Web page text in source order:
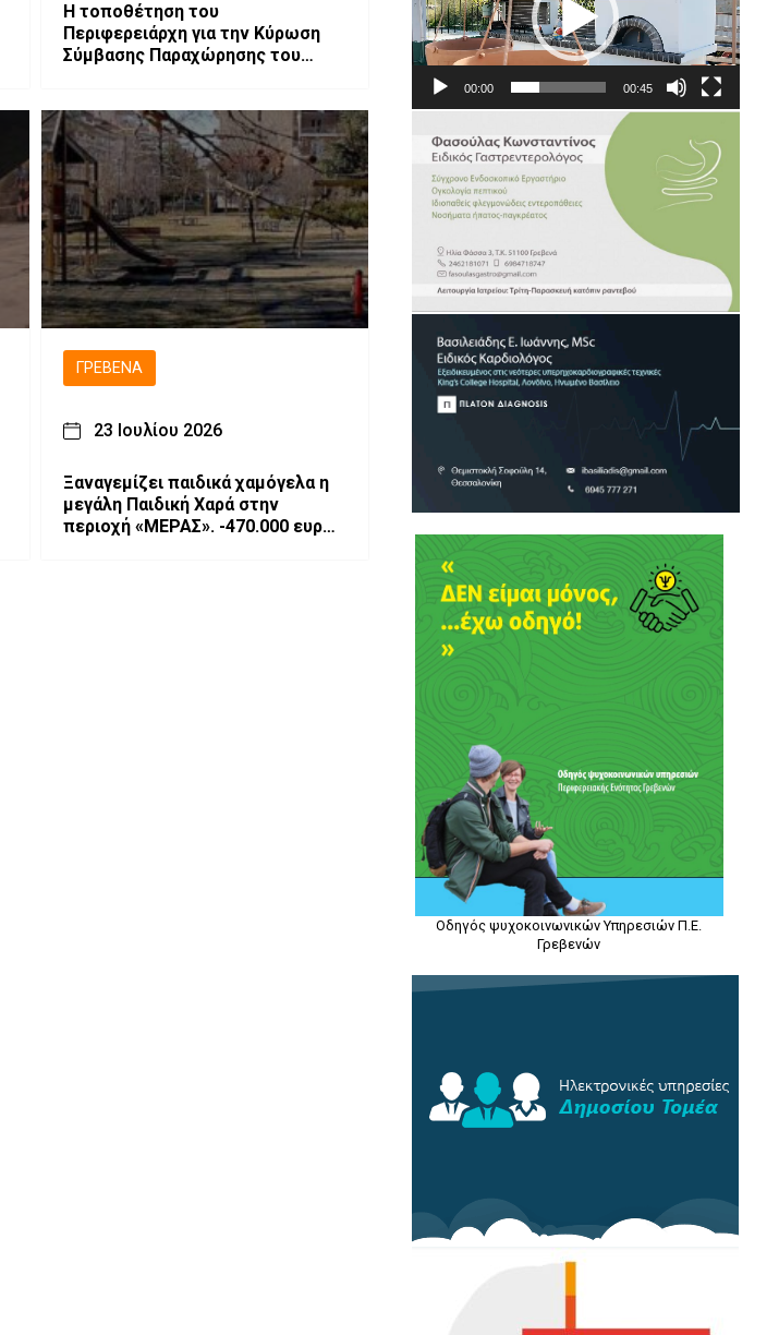
Η τοποθέτηση του
Περιφερειάρχη για την Κύρωση
Σύμβασης Παραχώρησης του
ΓΡΕΒΕΝΆ
23 Ιουλίου 2026
Ξαναγεμίζει παιδικά χαμόγελα η
μεγάλη Παιδική Χαρά στην
περιοχή «ΜΕΡΑΣ». -470.000 ευρώ
00:00 00:45
Οδηγός ψυχοκοινωνικών Υπηρεσιών Π.Ε.
Γρεβενών